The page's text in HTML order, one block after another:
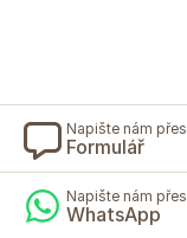
Napište nám přes
Formulář
Napište nám přes
WhatsApp